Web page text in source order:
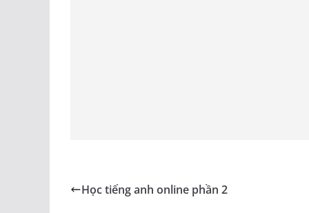
Học tiếng anh online phần 2